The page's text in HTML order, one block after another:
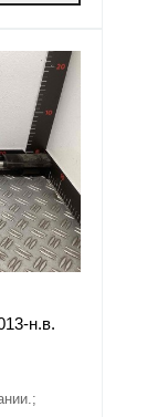
н.в.